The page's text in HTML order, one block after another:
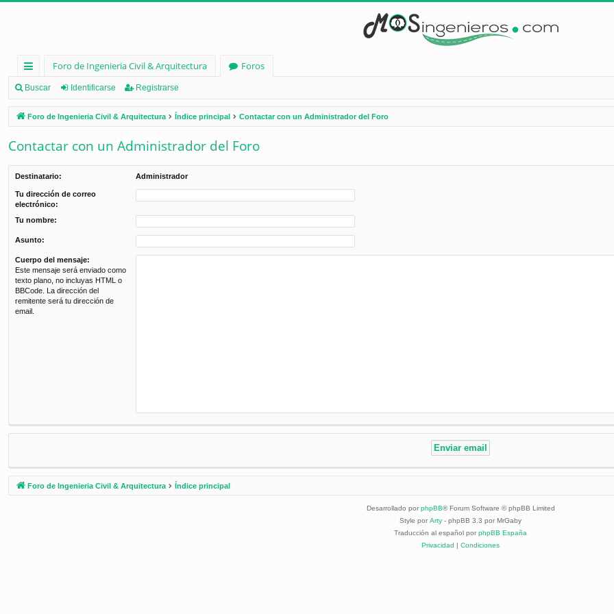
nl
ac
es
rá
pi
d
Foro de Ingenieria Civil & Arquitectura
Foros
Buscar Identificarse Registrarse
Foro de Ingenieria Civil & Arquitectura Índice principal Contactar con un Administrador del Foro
Contactar con un Administrador del Foro
Destinatario: Administrador
Tu dirección de correo
electrónico:
Tu nombre:
Asunto:
Cuerpo del mensaje:
Este mensaje será enviado como
texto plano, no incluyas HTML o
BBCode. La dirección del
remitente será tu dirección de
email.
Foro de Ingenieria Civil & Arquitectura Índice principal
Desarrollado por phpBB® Forum Software © phpBB Limited
Style por Arty - phpBB 3.3 por MrGaby
Traducción al español por phpBB España
Privacidad | Condiciones